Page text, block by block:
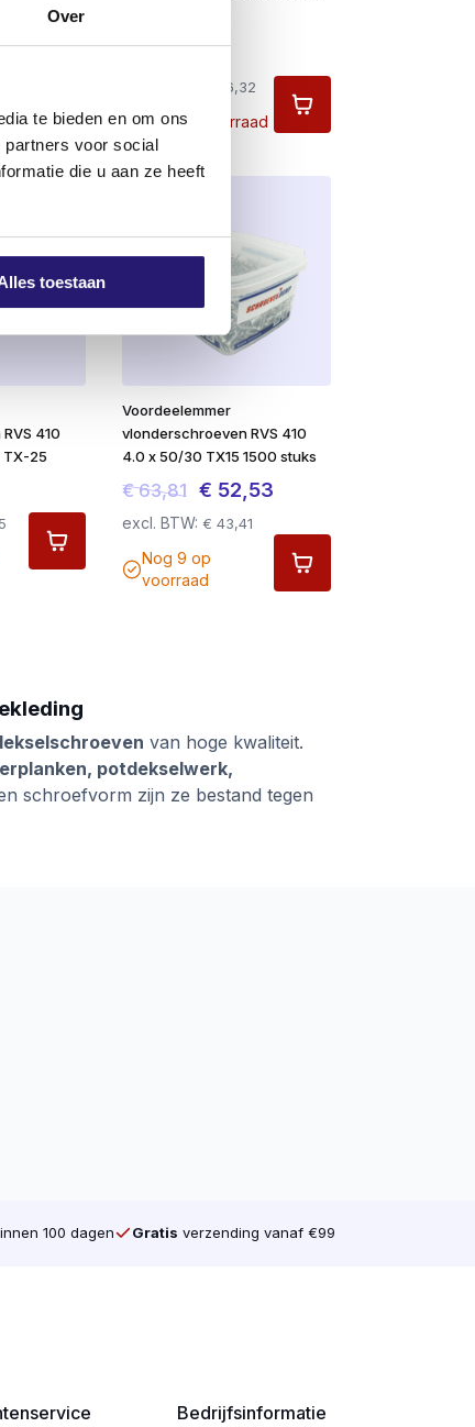
Over
te bieden en om ons
partners voor social
die u aan ze heeft
toestaan
prijs
was:
€ 62,68.
€56,05Huidige
prijs
46,32
Niet op voorraad
410
25
Voordeelemmer
vlonderschroeven RVS 410
4.0 x 50/30 TX15 1500 stuks
€63,81 Oorspronkelijke
prijs
was:
€ 63,81.
€ 52,53Huidige
is:
€ 52,53.
excl. BTW: € 43,41
Nog 9 op
voorraad
van hoge kwaliteit.
potdekselwerk,
schroefvorm zijn ze bestand tegen
met de juiste schroef werk je
100 dagen Gratis verzending vanaf €99
Bedrijfsinformatie